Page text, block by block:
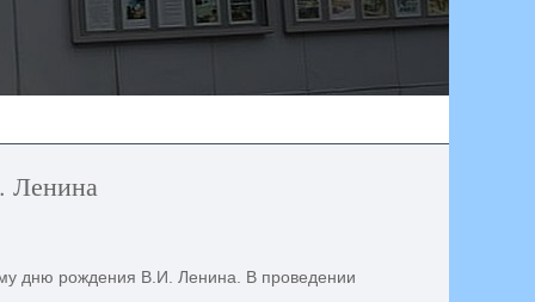
Ленина
дню рождения В.И. Ленина. В проведении